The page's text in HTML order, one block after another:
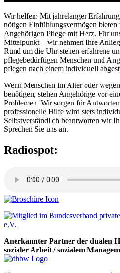
Wir helfen: Mit jahrelanger
nötigen Einfühlungsvermögen
Angehörigen Pflege mit Herz. Für
Mittelpunkt – wir nehmen Ihre
Rund um die Uhr stehen erfahrene
pflegebedürftigen Menschen und
pflegen nach einem individuell
Wenn Menschen im Alter oder
benötigen, stehen Angehörige vor
Problemen. Wir sorgen für
professionelle Hilfe wird stets
Selbstverständlich beantworten wir
Sprechen Sie uns an.
Radiospot:
Anerkannter Partner der dualen
sozialer Arbeit / sozialem